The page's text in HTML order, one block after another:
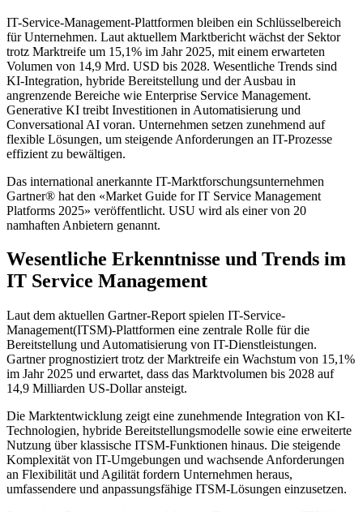
IT-Service-Management-Plattformen bleiben ein Schlüsselbereich
für Unternehmen. Laut aktuellem Marktbericht wächst der Sektor
trotz Marktreife um 15,1% im Jahr 2025, mit einem erwarteten
Volumen von 14,9 Mrd. USD bis 2028. Wesentliche Trends sind
KI-Integration, hybride Bereitstellung und der Ausbau in
angrenzende Bereiche wie Enterprise Service Management.
Generative KI treibt Investitionen in Automatisierung und
Conversational AI voran. Unternehmen setzen zunehmend auf
flexible Lösungen, um steigende Anforderungen an IT-Prozesse
effizient zu bewältigen.
Das international anerkannte IT-Marktforschungsunternehmen
Gartner® hat den «Market Guide for IT Service Management
Platforms 2025» veröffentlicht. USU wird als einer von 20
namhaften Anbietern genannt.
Wesentliche Erkenntnisse und Trends im
IT Service Management
Laut dem aktuellen Gartner-Report spielen IT-Service-
Management(ITSM)-Plattformen eine zentrale Rolle für die
Bereitstellung und Automatisierung von IT-Dienstleistungen.
Gartner prognostiziert trotz der Marktreife ein Wachstum von 15,1%
im Jahr 2025 und erwartet, dass das Marktvolumen bis 2028 auf
14,9 Milliarden US-Dollar ansteigt.
Die Marktentwicklung zeigt eine zunehmende Integration von KI-
Technologien, hybride Bereitstellungsmodelle sowie eine erweiterte
Nutzung über klassische ITSM-Funktionen hinaus. Die steigende
Komplexität von IT-Umgebungen und wachsende Anforderungen
an Flexibilität und Agilität fordern Unternehmen heraus,
umfassendere und anpassungsfähige ITSM-Lösungen einzusetzen.